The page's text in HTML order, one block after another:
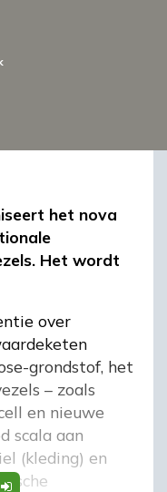
het nova
Het wordt
over
grondstof, het
– zoals
en nieuwe
scala aan
(kleding) en